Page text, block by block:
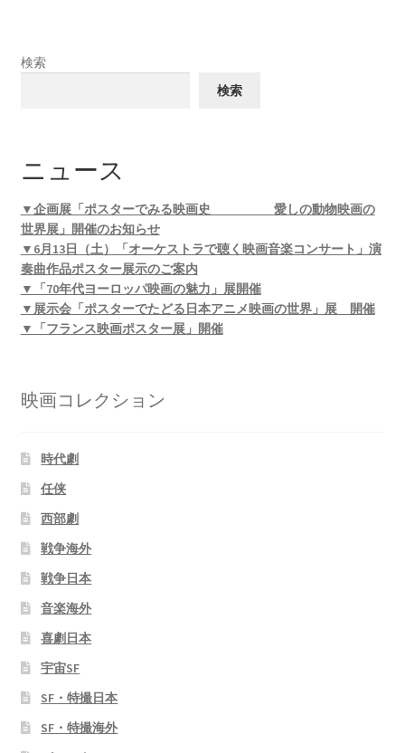
検索
検索
ニュース
▼企画展「ポスターでみる映画史 愛しの動物映画の
世界展」開催のお知らせ
▼6月13日（土）「オーケストラで聴く映画音楽コンサート」演
奏曲作品ポスター展示のご案内
▼「70年代ヨーロッパ映画の魅力」展開催
▼展示会「ポスターでたどる日本アニメ映画の世界」展 開催
▼「フランス映画ポスター展」開催
映画コレクション
時代劇
任侠
西部劇
戦争海外
戦争日本
音楽海外
喜劇日本
宇宙SF
SF・特撮日本
SF・特撮海外